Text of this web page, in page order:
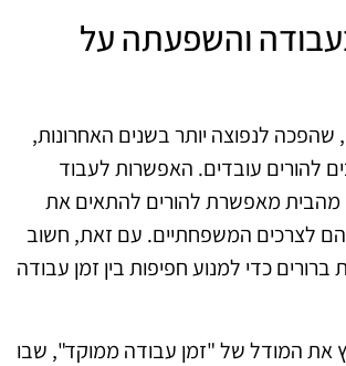
והשפעתה על
לנפוצה יותר בשנים האחרונות,
להורים עובדים. האפשרות לעבוד
מהבית מאפשרת להורים להתאים את
לצרכים המשפחתיים. עם זאת, חשוב
ברורים כדי למנוע חפיפות בין זמן עבודה
את המודל של "זמן עבודה ממוקד", שבו